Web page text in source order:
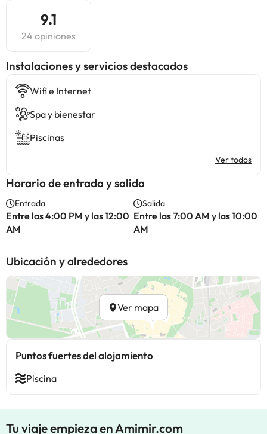
9.1
24 opiniones
Instalaciones y servicios destacados
Wifi e Internet
Spa y bienestar
Piscinas
Ver todos
Horario de entrada y salida
Entrada
Entre las 4:00 PM y las 12:00
AM
Salida
Entre las 7:00 AM y las 10:00
AM
Ubicación y alrededores
Ver mapa
Puntos fuertes del alojamiento
Piscina
Tu viaje empieza en Amimir.com